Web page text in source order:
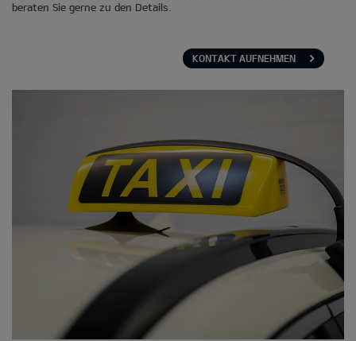
beraten Sie gerne zu den Details.
KONTAKT AUFNEHMEN